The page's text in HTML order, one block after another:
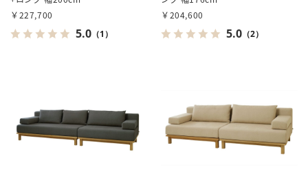
￥227,700
5.0 （1）
￥204,600
5.0 （2）